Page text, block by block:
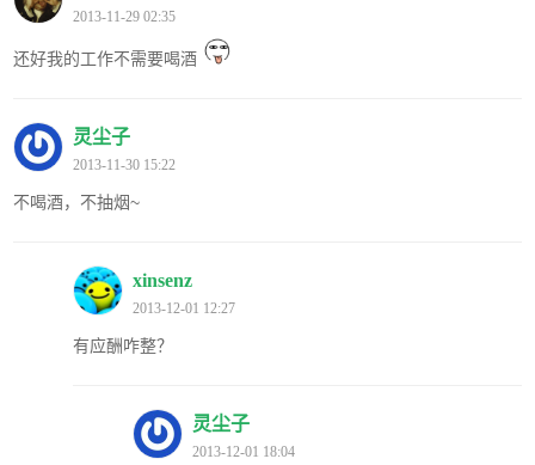
2013-11-29 02:35
还好我的工作不需要喝酒
灵尘子
2013-11-30 15:22
不喝酒，不抽烟~
xinsenz
2013-12-01 12:27
有应酬咋整？
灵尘子
2013-12-01 18:04